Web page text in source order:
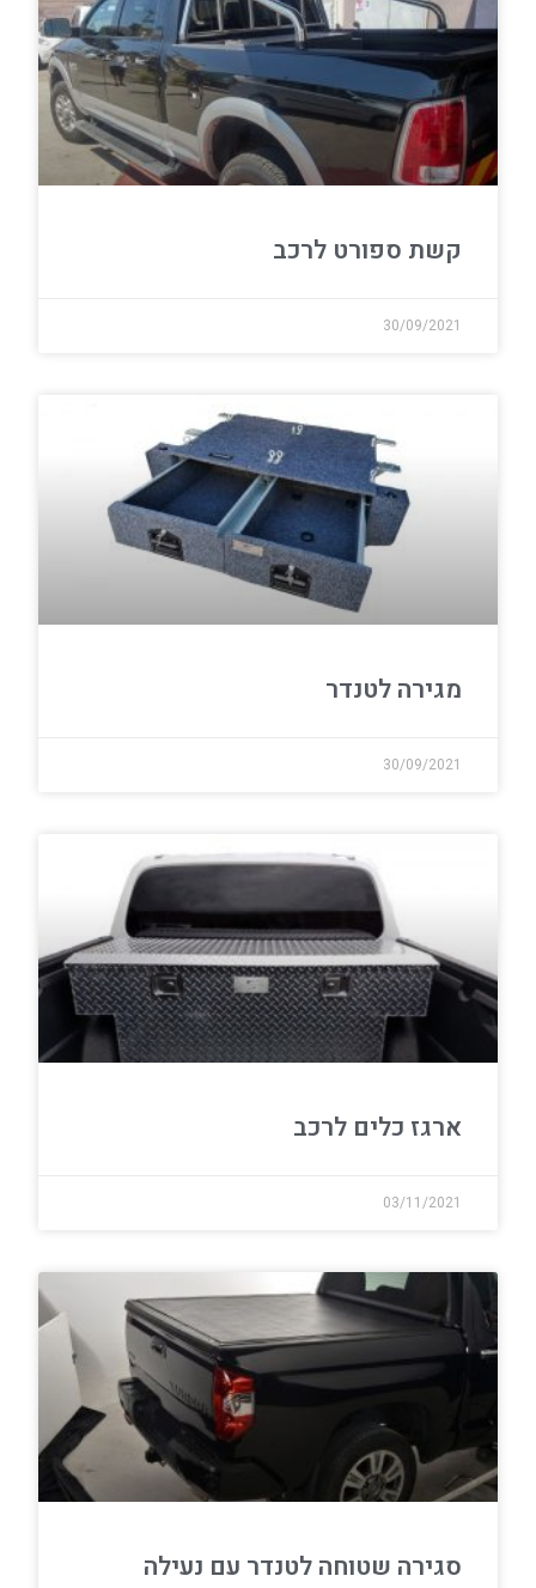
קשת ספורט לרכב
30/09/2021
מגירה לטנדר
30/09/2021
ארגז כלים לרכב
03/11/2021
סגירה שטוחה לטנדר עם נעילה